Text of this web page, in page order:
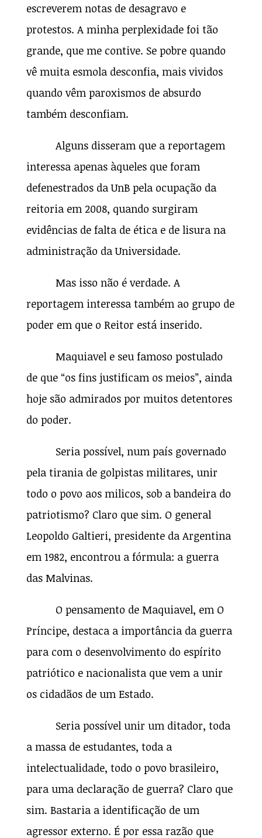
escreverem notas de desagravo e
protestos. A minha perplexidade foi tão
grande, que me contive. Se pobre quando
vê muita esmola desconfia, mais vividos
quando vêm paroxismos de absurdo
também desconfiam.
Alguns disseram que a reportagem
interessa apenas àqueles que foram
defenestrados da UnB pela ocupação da
reitoria em 2008, quando surgiram
evidências de falta de ética e de lisura na
administração da Universidade.
Mas isso não é verdade. A
reportagem interessa também ao grupo de
poder em que o Reitor está inserido.
Maquiavel e seu famoso postulado
de que “os fins justificam os meios”, ainda
hoje são admirados por muitos detentores
do poder.
Seria possível, num país governado
pela tirania de golpistas militares, unir
todo o povo aos milicos, sob a bandeira do
patriotismo? Claro que sim. O general
Leopoldo Galtieri, presidente da Argentina
em 1982, encontrou a fórmula: a guerra
das Malvinas.
O pensamento de Maquiavel, em O
Príncipe, destaca a importância da guerra
para com o desenvolvimento do espírito
patriótico e nacionalista que vem a unir
os cidadãos de um Estado.
Seria possível unir um ditador, toda
a massa de estudantes, toda a
intelectualidade, todo o povo brasileiro,
para uma declaração de guerra? Claro que
sim. Bastaria a identificação de um
agressor externo. É por essa razão que